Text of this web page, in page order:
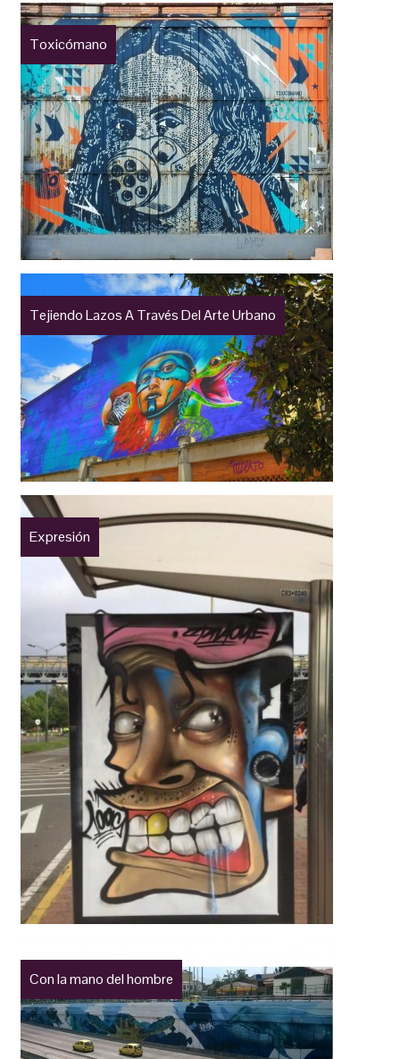
Toxicómano
Tejiendo Lazos A Través Del Arte Urbano
Expresión
Con la mano del hombre